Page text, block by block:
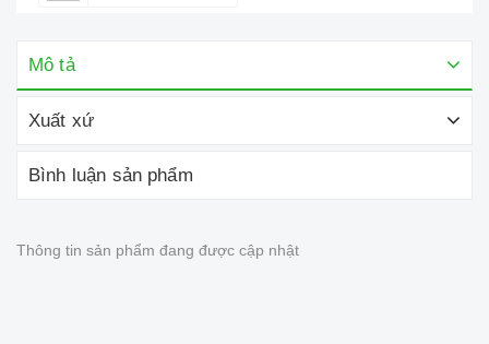
Mô tả
Xuất xứ
Bình luận sản phẩm
Thông tin sản phẩm đang được cập nhật